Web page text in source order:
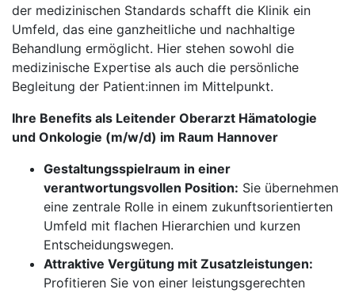
der medizinischen Standards schafft die Klinik ein
Umfeld, das eine ganzheitliche und nachhaltige
Behandlung ermöglicht. Hier stehen sowohl die
medizinische Expertise als auch die persönliche
Begleitung der Patient:innen im Mittelpunkt.
Ihre Benefits als Leitender Oberarzt Hämatologie
und Onkologie (m/w/d) im Raum Hannover
Gestaltungsspielraum in einer
verantwortungsvollen Position: Sie übernehmen
eine zentrale Rolle in einem zukunftsorientierten
Umfeld mit flachen Hierarchien und kurzen
Entscheidungswegen.
Attraktive Vergütung mit Zusatzleistungen:
Profitieren Sie von einer leistungsgerechten